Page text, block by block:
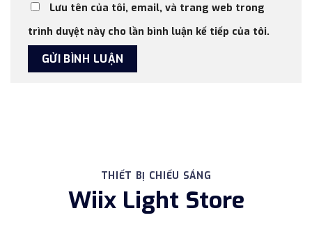
Lưu tên của tôi, email, và trang web trong
trình duyệt này cho lần bình luận kế tiếp của tôi.
THIẾT BỊ CHIẾU SÁNG
Wiix Light Store